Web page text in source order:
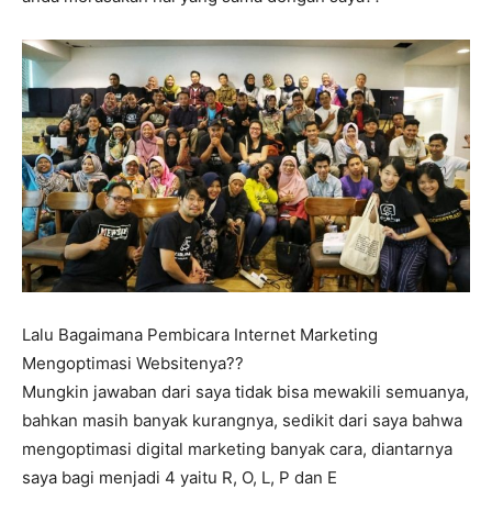
Lalu Bagaimana Pembicara Internet Marketing
Mengoptimasi Websitenya??
Mungkin jawaban dari saya tidak bisa mewakili semuanya,
bahkan masih banyak kurangnya, sedikit dari saya bahwa
mengoptimasi digital marketing banyak cara, diantarnya
saya bagi menjadi 4 yaitu R, O, L, P dan E